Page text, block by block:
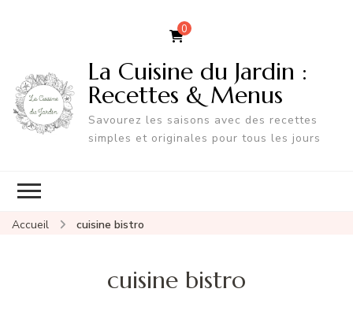
0
La Cuisine du Jardin :
Recettes & Menus
Savourez les saisons avec des recettes
simples et originales pour tous les jours
Accueil cuisine bistro
cuisine bistro